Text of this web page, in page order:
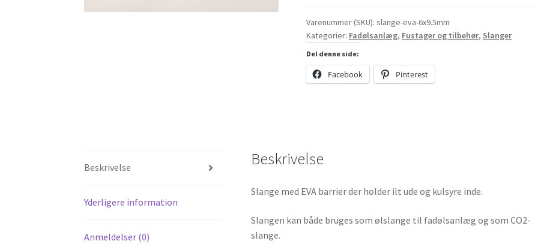
meter
antal
Varenummer (SKU):slange-eva-6x9.5mm
Kategorier: Fadølsanlæg, Fustager og tilbehør, Slanger
Del denne side:
Facebook Pinterest
Beskrivelse
Yderligere information
Anmeldelser (0)
Beskrivelse
Slange med EVA barrier der holder ilt ude og kulsyre inde.
Slangen kan både bruges som ølslange til fadølsanlæg og som CO2-
slange.